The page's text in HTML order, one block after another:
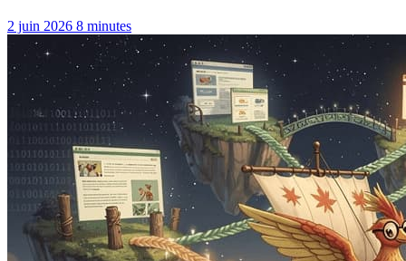
2 juin 2026 8 minutes